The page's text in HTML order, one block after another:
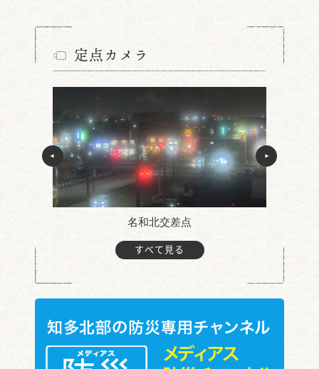
定点カメラ
名和北交差点
すべて見る